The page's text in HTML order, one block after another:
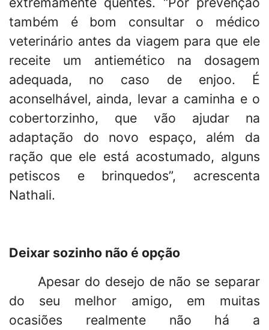
também é bom consultar o médico
veterinário antes da viagem para que ele
receite um antiemético na dosagem
adequada, no caso de enjoo. É
aconselhável, ainda, levar a caminha e o
cobertorzinho, que vão ajudar na
adaptação do novo espaço, além da
ração que ele está acostumado, alguns
petiscos e brinquedos”, acrescenta
Nathali.
Deixar sozinho não é opção
Apesar do desejo de não se separar
do seu melhor amigo, em muitas
ocasiões realmente não há a